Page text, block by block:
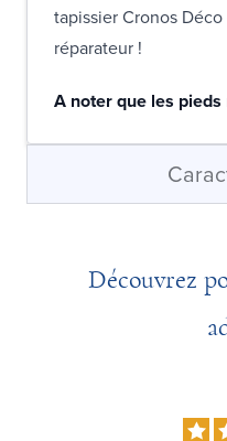
tapissier Cronos
réparateur !
A noter que les
Découvrez